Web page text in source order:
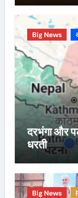
Big News
दरभंगा और
धरती
Big News